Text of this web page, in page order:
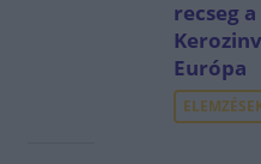
recseg
Európa